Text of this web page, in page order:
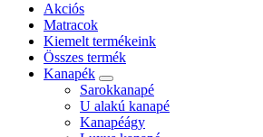
Akciós
Matracok
Kiemelt termékeink
Összes termék
Kanapék
Sarokkanapé
U alakú kanapé
Kanapéágy